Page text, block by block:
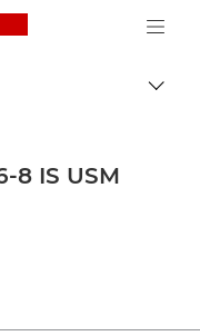
Canon Logo, back
Skift
8 IS USM